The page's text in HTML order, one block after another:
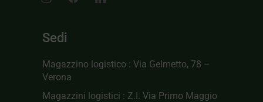
Sedi
Magazzino logistico : Via Gelmetto, 78 –
Verona
Magazzini logistici : Z.I. Via Primo Maggio